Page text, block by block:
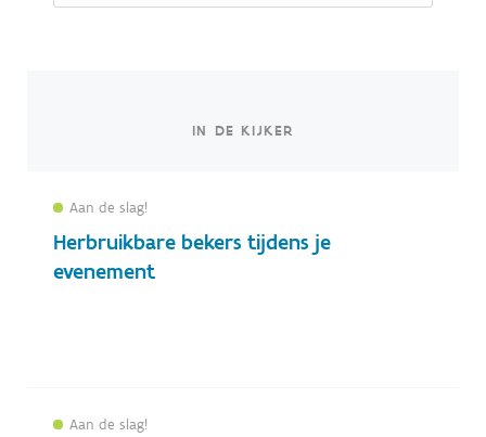
IN DE KIJKER
Herbruikbare bekers tijdens je
evenement
Aan de slag!
Aan de slag!